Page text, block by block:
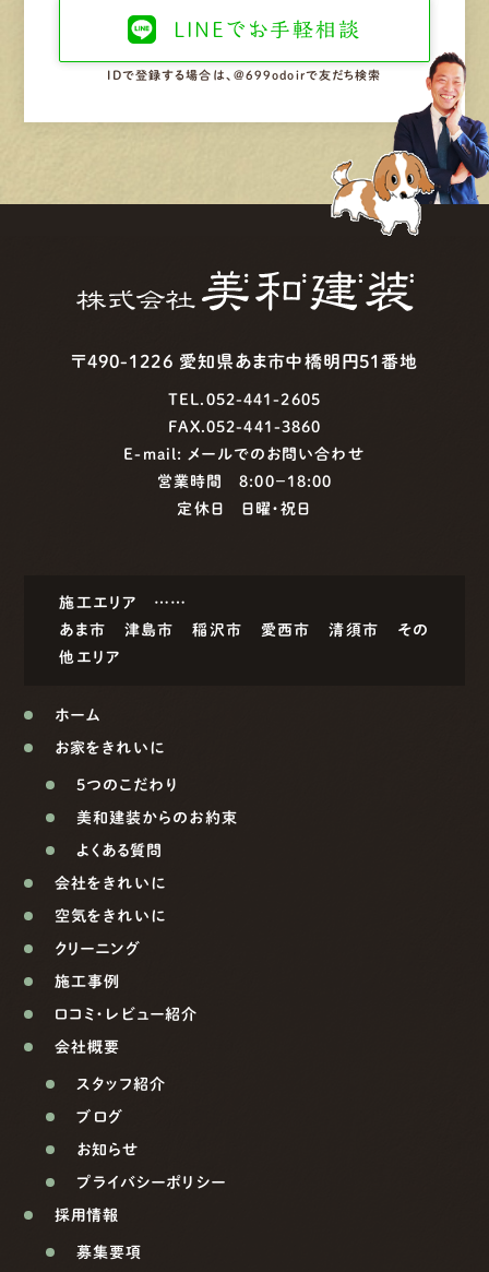
LINEで お手軽相談
IDで登録する場合は、@699odoirで友だち検索
〒490-1226 愛知県あま市中橋明円51番地
TEL.052-441-2605
FAX.052-441-3860
E-mail: メールでのお問い合わせ
営業時間 8:00−18:00
定休日 日曜・祝日
施工エリア ……
あま市
津島市 稲沢市 愛西市 清須市
その
他エリア
ホーム
お家をきれいに
5つのこだわり
美和建装からのお約束
よくある質問
会社をきれいに
空気をきれいに
クリーニング
施工事例
口コミ・レビュー紹介
会社概要
スタッフ紹介
ブログ
お知らせ
プライバシーポリシー
採用情報
募集要項